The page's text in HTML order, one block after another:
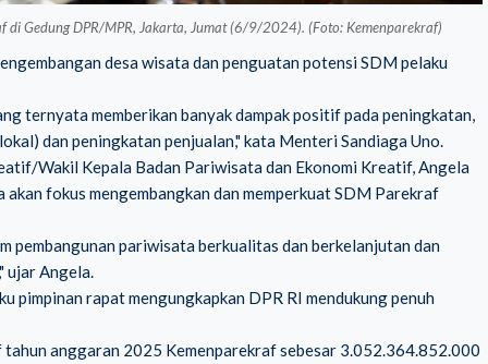
di Gedung DPR/MPR, Jakarta, Jumat (6/9/2024). (Foto: Kemenparekraf)
desa wisata dan penguatan potensi SDM pelaku
ternyata memberikan banyak dampak positif pada peningkatan,
dan peningkatan penjualan," kata Menteri Sandiaga Uno.
Wakil Kepala Badan Pariwisata dan Ekonomi Kreatif, Angela
fokus mengembangkan dan memperkuat SDM Parekraf
pembangunan pariwisata berkualitas dan berkelanjutan dan
ujar Angela.
pimpinan rapat mengungkapkan DPR RI mendukung penuh
anggaran 2025 Kemenparekraf sebesar 3.052.364.852.000